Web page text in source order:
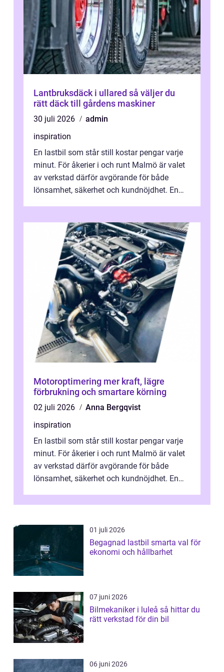
Lantbruksdäck i ullared så väljer du
rätt däck till gårdens maskiner
30 juli 2026
admin
inspiration
En lastbil som står still kostar pengar varje
minut. För åkerier i och runt Malmö är valet
av verkstad därför avgörande för både
lönsamhet, säkerhet och kundnöjdhet. En
Motoroptimering mer kraft, lägre
förbrukning och smartare körning
02 juli 2026
Anna Bergqvist
inspiration
En lastbil som står still kostar pengar varje
minut. För åkerier i och runt Malmö är valet
av verkstad därför avgörande för både
lönsamhet, säkerhet och kundnöjdhet. En
01 juli 2026
Begagnad lastbil smarta val för
ekonomi och hållbarhet
07 juni 2026
Bilmekaniker i luleå så hittar du
rätt verkstad för din bil
06 juni 2026